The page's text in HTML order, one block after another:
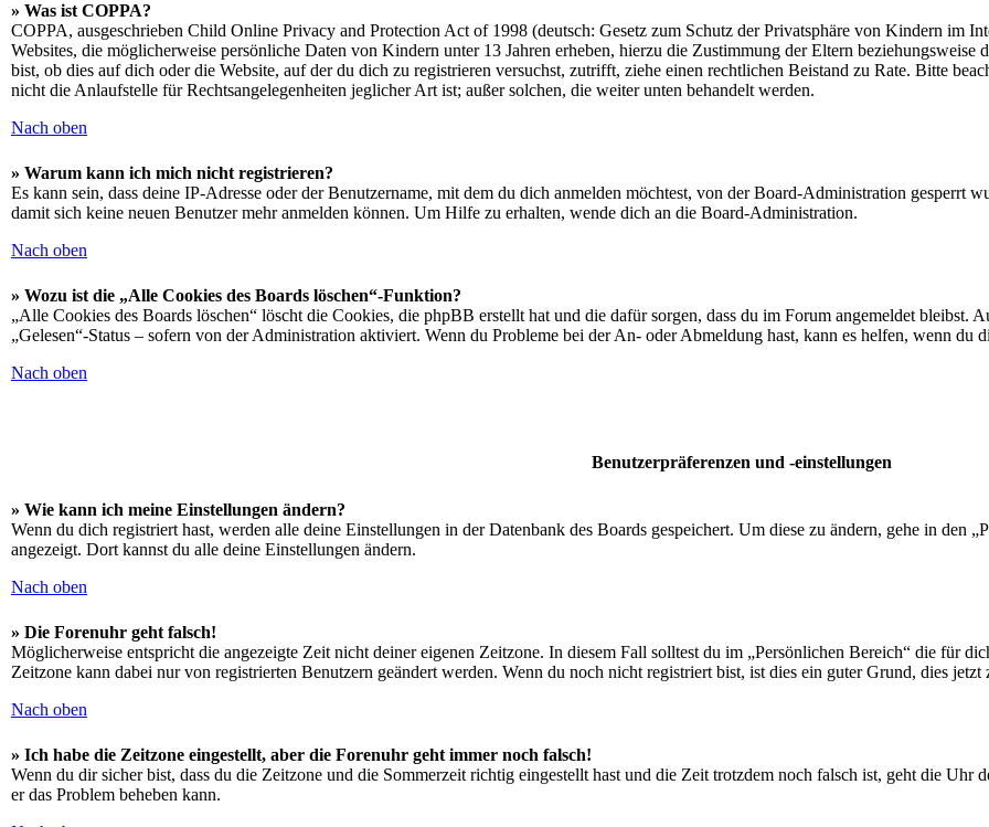
» Was ist COPPA?
COPPA, ausgeschrieben Child Online Privacy and Protection Act of 1998 (deutsch: Gesetz zum Schutz der Privatsphäre von Kindern im
Websites, die möglicherweise persönliche Daten von Kindern unter 13 Jahren erheben, hierzu die Zustimmung der Eltern beziehungsweise
bist, ob dies auf dich oder die Website, auf der du dich zu registrieren versuchst, zutrifft, ziehe einen rechtlichen Beistand zu Rate. Bitte
nicht die Anlaufstelle für Rechtsangelegenheiten jeglicher Art ist; außer solchen, die weiter unten behandelt werden.
Nach oben
» Warum kann ich mich nicht registrieren?
Es kann sein, dass deine IP-Adresse oder der Benutzername, mit dem du dich anmelden möchtest, von der Board-Administration gesperrt
damit sich keine neuen Benutzer mehr anmelden können. Um Hilfe zu erhalten, wende dich an die Board-Administration.
Nach oben
» Wozu ist die „Alle Cookies des Boards löschen“-Funktion?
„Alle Cookies des Boards löschen“ löscht die Cookies, die phpBB erstellt hat und die dafür sorgen, dass du im Forum angemeldet bleibst.
„Gelesen“-Status – sofern von der Administration aktiviert. Wenn du Probleme bei der An- oder Abmeldung hast, kann es helfen, wenn du
Nach oben
Benutzerpräferenzen und -einstellungen
» Wie kann ich meine Einstellungen ändern?
Wenn du dich registriert hast, werden alle deine Einstellungen in der Datenbank des Boards gespeichert. Um diese zu ändern, gehe in den
angezeigt. Dort kannst du alle deine Einstellungen ändern.
Nach oben
» Die Forenuhr geht falsch!
Möglicherweise entspricht die angezeigte Zeit nicht deiner eigenen Zeitzone. In diesem Fall solltest du im „Persönlichen Bereich“ die für
Zeitzone kann dabei nur von registrierten Benutzern geändert werden. Wenn du noch nicht registriert bist, ist dies ein guter Grund, dies jetzt
Nach oben
» Ich habe die Zeitzone eingestellt, aber die Forenuhr geht immer noch falsch!
Wenn du dir sicher bist, dass du die Zeitzone und die Sommerzeit richtig eingestellt hast und die Zeit trotzdem noch falsch ist, geht die
er das Problem beheben kann.